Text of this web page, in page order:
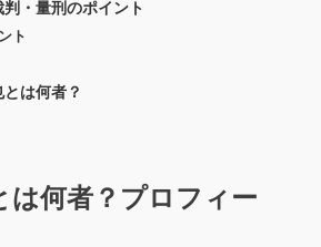
・量刑のポイント
ト
は何者？
は何者？プロフィー